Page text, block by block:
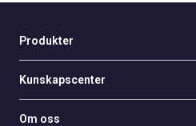
Produkter
Kunskapscenter
Om oss